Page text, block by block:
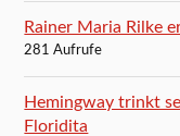
Rainer Maria Rilke
281 Aufrufe
Hemingway trinkt
Floridita